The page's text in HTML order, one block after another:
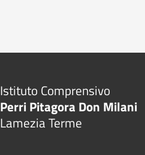
Istituto Comprensivo
Perri Pitagora Don Milani
Lamezia Terme